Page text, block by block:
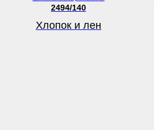
2494/140
Хлопок и лен